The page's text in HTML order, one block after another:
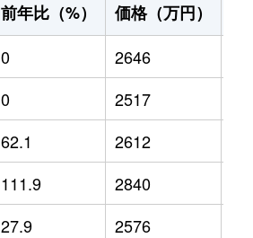
前年比（%） 価格（万円）
0 2646
0 2517
62.1 2612
111.9 2840
27.9 2576